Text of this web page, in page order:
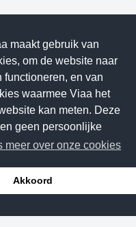
maakt gebruik van
om de website naar
functioneren, en van
waarmee Viaa het
kan meten. Deze
geen persoonlijke
meer over onze cookies
Akkoord